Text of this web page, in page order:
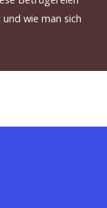
wie man sich